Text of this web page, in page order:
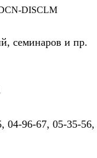
DISCLM
семинаров и пр.
04-96-67, 05-35-56,